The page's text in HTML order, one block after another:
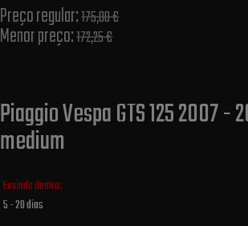
Preço regular:175,00 €
Menor preço:172,25 €
Piaggio Vespa GTS 125 2007
medium
Enviado dentro:
5 - 20 dias